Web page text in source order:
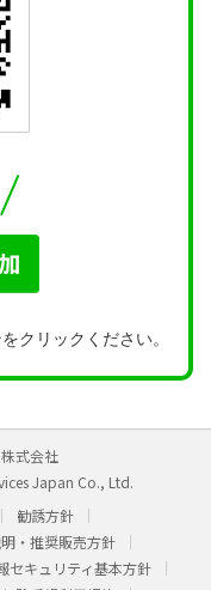
クリックください。
式会社
Japan Co., Ltd.
勧誘方針
・推奨販売方針
セキュリティ基本方針